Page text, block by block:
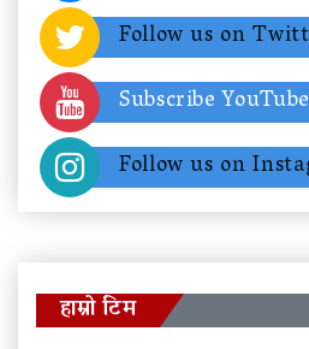
Follow us on
Subscribe
Follow us on
हाम्रो टिम